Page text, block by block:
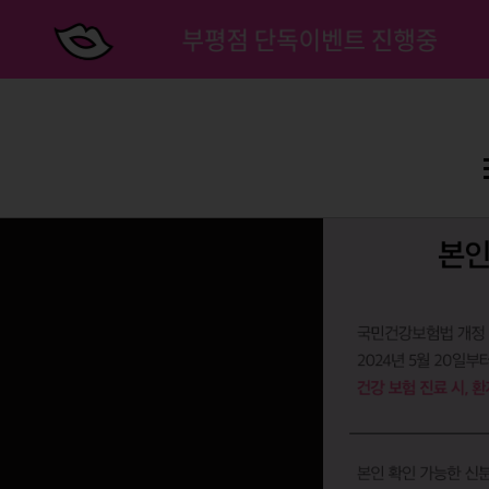
부평점 단독이벤트 진행중